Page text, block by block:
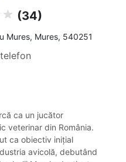
(34)
Mures, Mures, 540251
ca un jucător
veterinar din România.
ca obiectiv inițial
avicolă, debutând